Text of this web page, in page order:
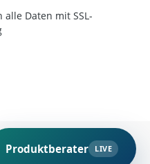
Daten mit SSL-
Produktberater LIVE